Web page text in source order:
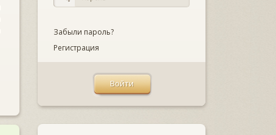
Забыли пароль?
Регистрация